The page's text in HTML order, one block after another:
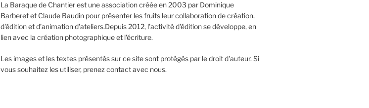
La Baraque de Chantier est une association créée en 2003 par Dominique
Barberet et Claude Baudin pour présenter les fruits leur collaboration de création,
d'édition et d’animation d'ateliers.Depuis 2012, l'activité d'édition se développe, en
lien avec la création photographique et l'écriture.
Les images et les textes présentés sur ce site sont protégés par le droit d'auteur. Si
vous souhaitez les utiliser, prenez contact avec nous.